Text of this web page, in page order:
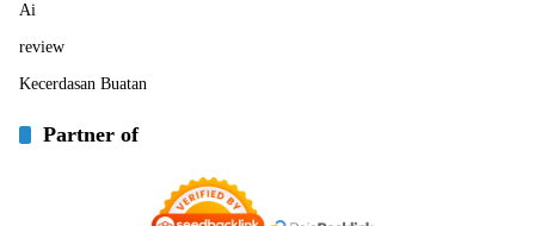
Ai
review
Kecerdasan Buatan
Partner of